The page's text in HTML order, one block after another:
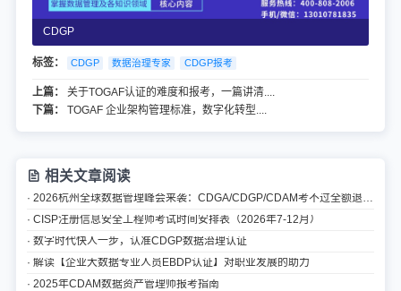
CDGP
标签： CDGP 数据治理专家 CDGP报考
上篇：
关于TOGAF认证的难度和报考，一篇讲清....
下篇：
TOGAF 企业架构管理标准，数字化转型....
相关文章阅读
· 2026杭州全球数据管理峰会来袭：CDGA/CDGP/CDAM考不过全额退认证费
· CISP注册信息安全工程师考试时间安排表（2026年7-12月）
· 数字时代快人一步，认准CDGP数据治理认证
· 解读【企业大数据专业人员EBDP认证】对职业发展的助力
· 2025年CDAM数据资产管理师报考指南